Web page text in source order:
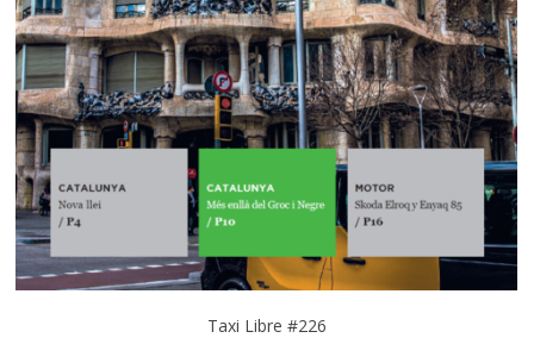
Taxi Libre #226